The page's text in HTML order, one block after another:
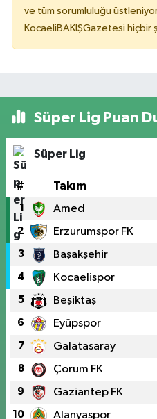
ve tüm sorumluluğu
KocaeliBAKIŞGazetesi
Süper Lig Puan
Süper Lig
# Takım
1 Amed
2 Erzurumspor FK
3 Başakşehir
4 Kocaelispor
5 Beşiktaş
6 Eyüpspor
7 Galatasaray
8 Çorum FK
9 Gaziantep FK
10 Alanyaspor